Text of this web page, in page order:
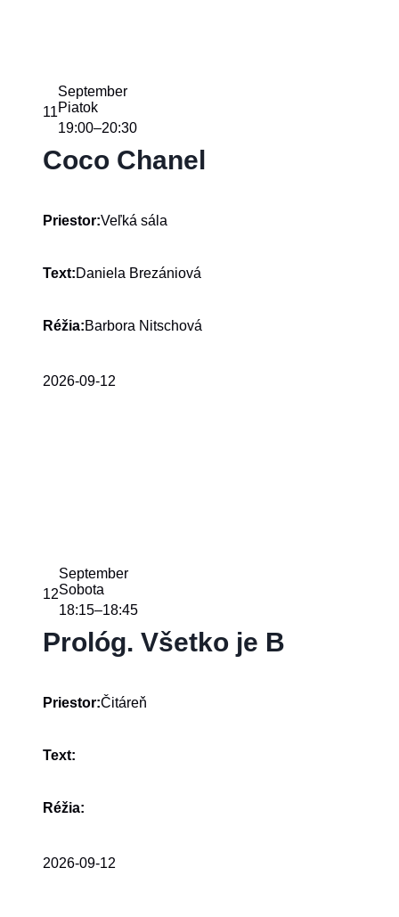
11
September
Piatok
19:00–20:30
Coco Chanel
Priestor:Veľká sála
Text:Daniela Brezániová
Réžia:Barbora Nitschová
2026-09-12
12
September
Sobota
18:15–18:45
Prológ. Všetko je B
Priestor:Čitáreň
Text:
Réžia:
2026-09-12